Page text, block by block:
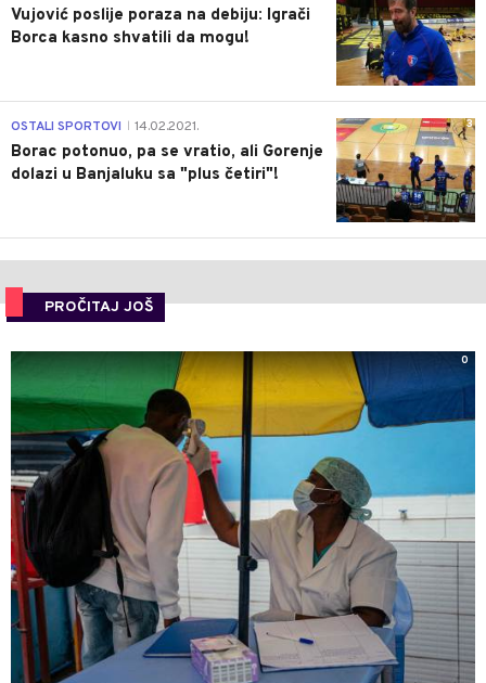
Vujović poslije poraza na debiju: Igrači
Borca kasno shvatili da mogu!
3
OSTALI SPORTOVI 14.02.2021.
Borac potonuo, pa se vratio, ali Gorenje
dolazi u Banjaluku sa "plus četiri"!
PROČITAJ JOŠ
0